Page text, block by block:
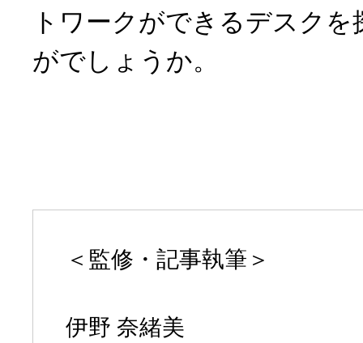
トワークができるデスク
がでしょうか。
＜監修・記事執筆＞
伊野 奈緒美